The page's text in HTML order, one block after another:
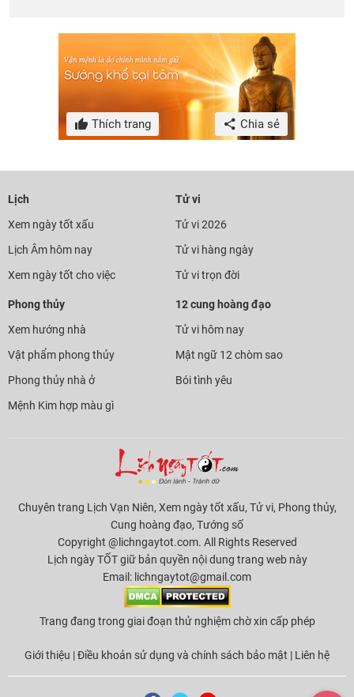
Thích trang Chia sẻ
Lịch
Xem ngày tốt xấu
Lịch Âm hôm nay
Xem ngày tốt cho việc
Tử vi
Tử vi 2026
Tử vi hàng ngày
Tử vi trọn đời
Phong thủy
Xem hướng nhà
Vật phẩm phong thủy
Phong thủy nhà ở
Mệnh Kim hợp màu gì
12 cung hoàng đạo
Tử vi hôm nay
Mật ngữ 12 chòm sao
Bói tình yêu
Chuyên trang Lịch Vạn Niên, Xem ngày tốt xấu, Tử vi, Phong thủy,
Cung hoàng đạo, Tướng số
Copyright @lichngaytot.com. All Rights Reserved
Lịch ngày TỐT giữ bản quyền nội dung trang web này
Email: lichngaytot@gmail.com
Trang đang trong giai đoạn thử nghiệm chờ xin cấp phép
Giới thiệu |Điều khoản sử dụng và chính sách bảo mật | Liên hệ